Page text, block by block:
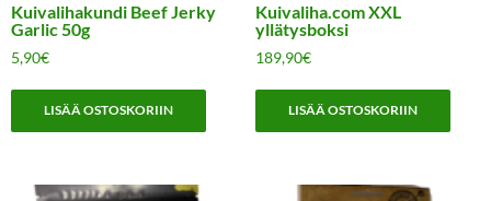
Kuivalihakundi Beef Jerky
Garlic 50g
5,90€
LISÄÄ OSTOSKORIIN
Kuivaliha.com XXL
yllätysboksi
189,90€
LISÄÄ OSTOSKORIIN